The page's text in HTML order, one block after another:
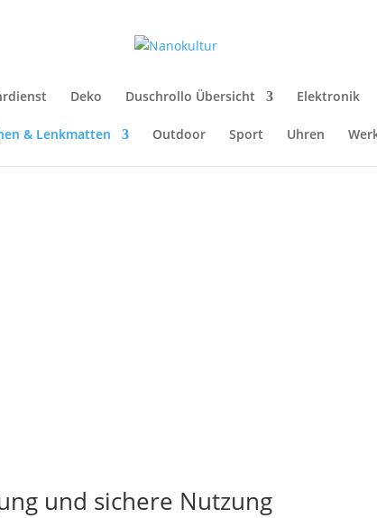
Deko Duschrollo Übersicht Elektronik
& Lenkmatten Outdoor Sport Uhren
und sichere Nutzung